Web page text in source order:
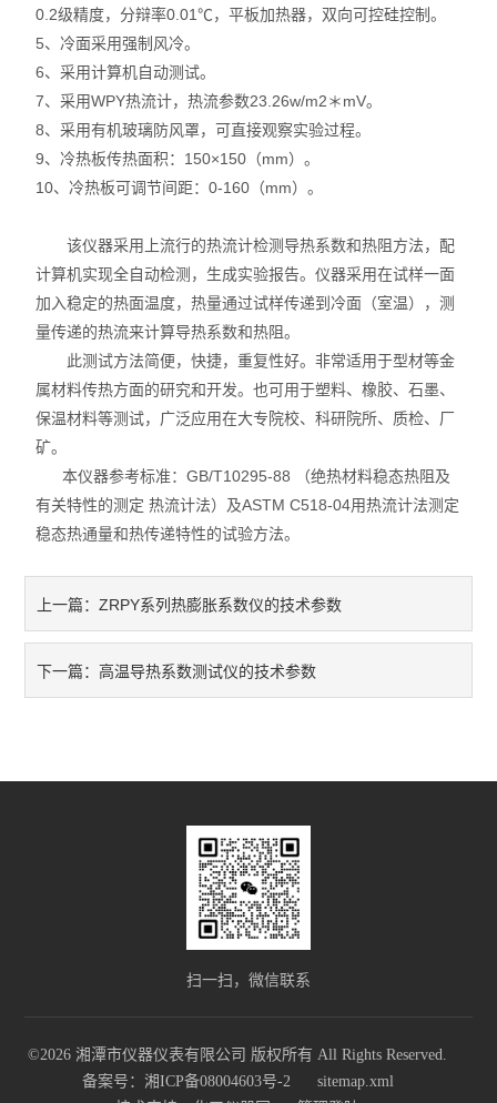
无机非金属材料理化试验仪
玻璃检测仪器
耐火材料保温材料检测仪
型砂型壳铸造仪器
实验电炉
实验室制样及研磨设备
混凝土、岩土检测仪
直读式透气性测定仪
震摆式筛砂机
0.2级精度，分辩率0.01℃，平板加热器，双向可控硅控制。
5、冷面采用强制风冷。
6、采用计算机自动测试。
7、采用WPY热流计，热流参数23.26w/m2＊mV。
8、采用有机玻璃防风罩，可直接观察实验过程。
9、冷热板传热面积：150×150（mm）。
10、冷热板可调节间距：0-160（mm）。
该仪器采用上流行的热流计检测导热系数和热阻方法，配
计算机实现全自动检测，生成实验报告。仪器采用在试样一面
加入稳定的热面温度，热量通过试样传递到冷面（室温），测
量传递的热流来计算导热系数和热阻。
此测试方法简便，快捷，重复性好。非常适用于型材等金
属材料传热方面的研究和开发。也可用于塑料、橡胶、石墨、
保温材料等测试，广泛应用在大专院校、科研院所、质检、厂
矿。
本仪器参考标准：GB/T10295-88 （绝热材料稳态热阻及
有关特性的测定 热流计法）及ASTM C518-04用热流计法测定
稳态热通量和热传递特性的试验方法。
上一篇：ZRPY系列热膨胀系数仪的技术参数
下一篇： 高温导热系数测试仪的技术参数
扫一扫，微信联系
©2026 湘潭市仪器仪表有限公司 版权所有 All Rights Reserved.
备案号：湘ICP备08004603号-2
sitemap.xml